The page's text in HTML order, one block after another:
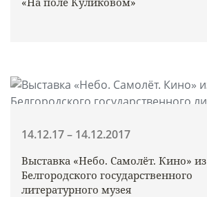
14.12.17 – 14.12.2017
Выставка «Небо. Самолёт. Кино»
Белгородского государственного
литературного музея